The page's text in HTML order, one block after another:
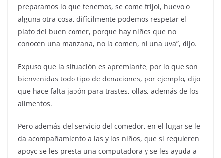
preparamos lo que tenemos, se come frijol, huevo o
alguna otra cosa, difícilmente podemos respetar el
plato del buen comer, porque hay niños que no
conocen una manzana, no la comen, ni una uva”, dijo.
Expuso que la situación es apremiante, por lo que son
bienvenidas todo tipo de donaciones, por ejemplo, dijo
que hace falta jabón para trastes, ollas, además de los
alimentos.
Pero además del servicio del comedor, en el lugar se le
da acompañamiento a las y los niños, que si requieren
apoyo se les presta una computadora y se les ayuda a